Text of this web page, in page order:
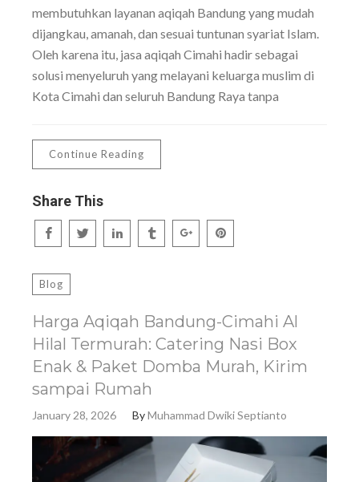
membutuhkan layanan aqiqah Bandung yang mudah
dijangkau, amanah, dan sesuai tuntunan syariat Islam.
Oleh karena itu, jasa aqiqah Cimahi hadir sebagai
solusi menyeluruh yang melayani keluarga muslim di
Kota Cimahi dan seluruh Bandung Raya tanpa
Continue Reading
Share This
Blog
Harga Aqiqah Bandung-Cimahi Al
Hilal Termurah: Catering Nasi Box
Enak & Paket Domba Murah, Kirim
sampai Rumah
January 28, 2026 ByMuhammad Dwiki Septianto